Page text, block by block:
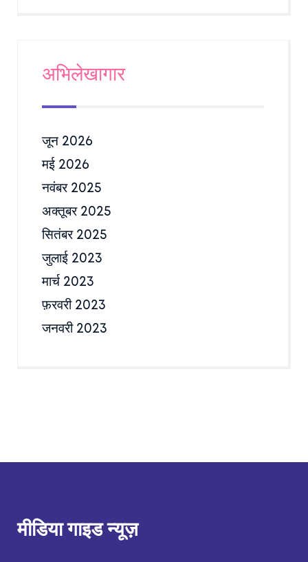
अभिलेखागार
जून 2026
मई 2026
नवंबर 2025
अक्तूबर 2025
सितंबर 2025
जुलाई 2023
मार्च 2023
फ़रवरी 2023
जनवरी 2023
मीडिया गाइड न्यूज़